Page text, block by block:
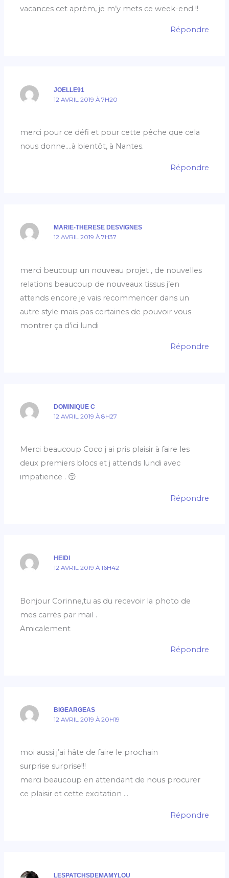
vacances cet aprèm, je m’y mets ce week-end !!
Répondre
JOELLE91
12 AVRIL 2019 À 7H20
merci pour ce défi et pour cette pêche que cela
nous donne….à bientôt, à Nantes.
Répondre
MARIE-THERESE DESVIGNES
12 AVRIL 2019 À 7H37
merci beucoup un nouveau projet , de nouvelles
relations beaucoup de nouveaux tissus j’en
attends encore je vais recommencer dans un
autre style mais pas certaines de pouvoir vous
montrer ça d’ici lundi
Répondre
DOMINIQUE C
12 AVRIL 2019 À 8H27
Merci beaucoup Coco j ai pris plaisir à faire les
deux premiers blocs et j attends lundi avec
impatience . 😚
Répondre
HEIDI
12 AVRIL 2019 À 16H42
Bonjour Corinne,tu as du recevoir la photo de
mes carrés par mail .
Amicalement
Répondre
BIGEARGEAS
12 AVRIL 2019 À 20H19
moi aussi j’ai hâte de faire le prochain
surprise surprise!!!
merci beaucoup en attendant de nous procurer
ce plaisir et cette excitation …
Répondre
LESPATCHSDEMAMYLOU